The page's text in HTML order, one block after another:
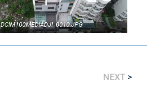
DCIM100MEDIADJI_0010.JPG
NEXT